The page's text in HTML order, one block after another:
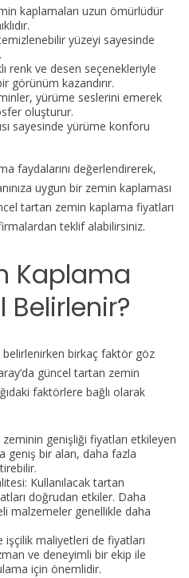
kaplamaları uzun ömürlüdür
yüzeyi sayesinde
renk ve desen seçenekleriyle
görünüm kazandırır.
yürüme seslerini emerek
oluşturur.
sayesinde yürüme konforu
faydalarını değerlendirerek,
uygun bir zemin kaplaması
tartan zemin kaplama fiyatları
teklif alabilirsiniz.
Kaplama
Belirlenir?
birkaç faktör göz
güncel tartan zemin
faktörlere bağlı olarak
genişliği fiyatları etkileyen
geniş bir alan, daha fazla
Kullanılacak tartan
doğrudan etkiler. Daha
malzemeler genellikle daha
maliyetleri de fiyatları
ve deneyimli bir ekip ile
için önemlidir.